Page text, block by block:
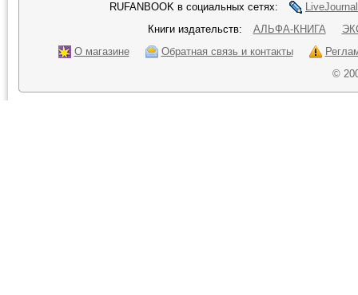
RUFANBOOK в социальных сетях:
LiveJournal
Книги издательств:
АЛЬФА-КНИГА
О магазине
Обратная связь и контакты
©